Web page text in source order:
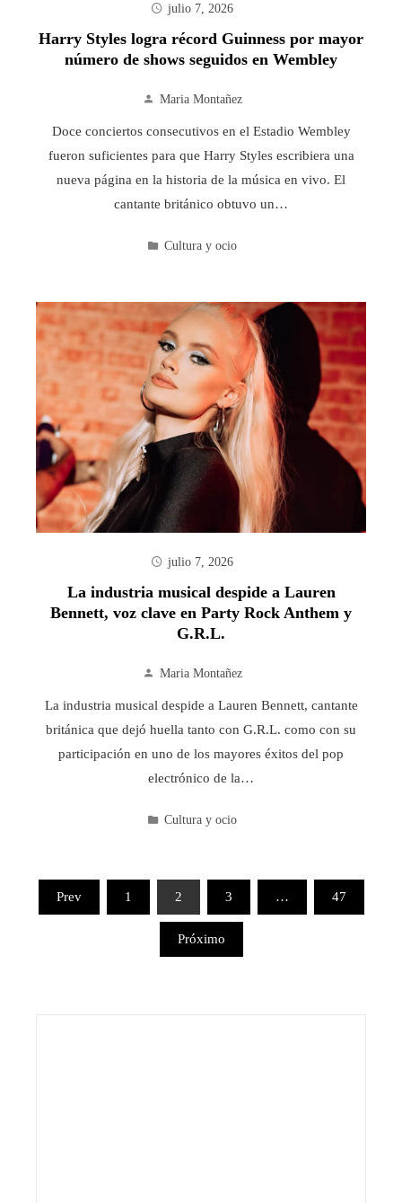
julio 7, 2026
Harry Styles logra récord Guinness por mayor
número de shows seguidos en Wembley
Maria Montañez
Doce conciertos consecutivos en el Estadio Wembley
fueron suficientes para que Harry Styles escribiera una
nueva página en la historia de la música en vivo. El
cantante británico obtuvo un…
Cultura y ocio
julio 7, 2026
La industria musical despide a Lauren
Bennett, voz clave en Party Rock Anthem y
G.R.L.
Maria Montañez
La industria musical despide a Lauren Bennett, cantante
británica que dejó huella tanto con G.R.L. como con su
participación en uno de los mayores éxitos del pop
electrónico de la…
Cultura y ocio
Paginación
Prev 1 2 3 … 47
Próximo